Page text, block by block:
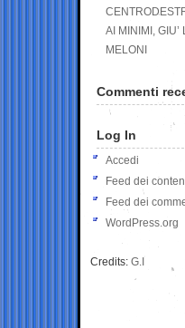
AI MINIMI, GIU’
MELONI
Commenti
Log In
Accedi
Feed dei
Feed dei
WordPress.org
Credits: G.I